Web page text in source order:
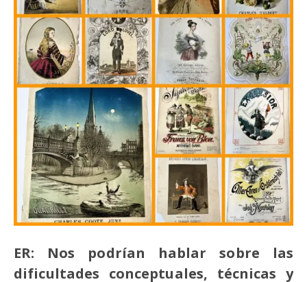
ER: Nos podrían hablar sobre las
dificultades conceptuales, técnicas y